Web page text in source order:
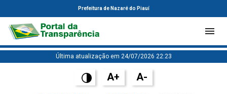
Prefeitura de Nazaré do Piauí
Última atualização em 24/07/2026 22:23
A+ A-